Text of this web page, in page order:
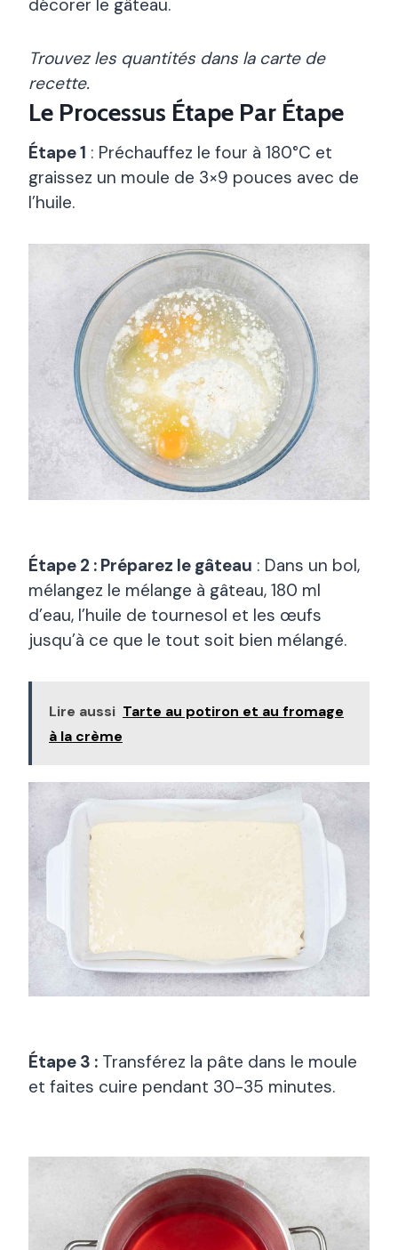
décorer le gâteau.
Trouvez les quantités dans la carte de
recette.
Le Processus Étape Par Étape
Étape 1 : Préchauffez le four à 180°C et
graissez un moule de 3×9 pouces avec de
l’huile.
Étape 2 : Préparez le gâteau : Dans un bol,
mélangez le mélange à gâteau, 180 ml
d’eau, l’huile de tournesol et les œufs
jusqu’à ce que le tout soit bien mélangé.
Lire aussi Tarte au potiron et au fromage
à la crème
Étape 3 : Transférez la pâte dans le moule
et faites cuire pendant 30-35 minutes.